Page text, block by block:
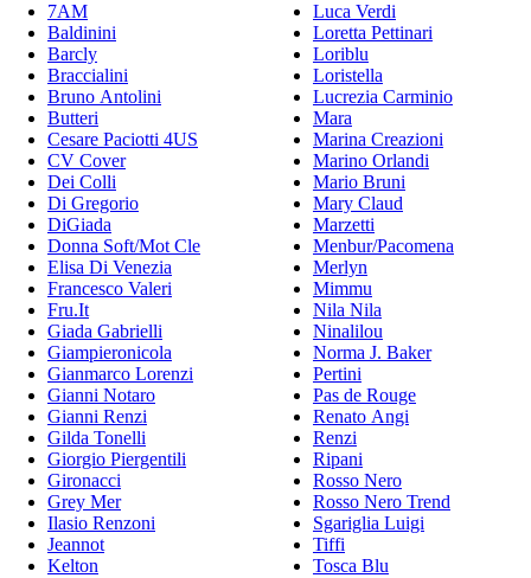
7AM
Baldinini
Barcly
Braccialini
Bruno Antolini
Butteri
Cesare Paciotti 4US
CV Cover
Dei Colli
Di Gregorio
DiGiada
Donna Soft/Mot Cle
Elisa Di Venezia
Francesco Valeri
Fru.It
Giada Gabrielli
Giampieronicola
Gianmarco Lorenzi
Gianni Notaro
Gianni Renzi
Gilda Tonelli
Giorgio Piergentili
Gironacci
Grey Mer
Ilasio Renzoni
Jeannot
Kelton
Luca Verdi
Loretta Pettinari
Loriblu
Loristella
Lucrezia Carminio
Mara
Marina Creazioni
Marino Orlandi
Mario Bruni
Mary Claud
Marzetti
Menbur/Pacomena
Merlyn
Mimmu
Nila Nila
Ninalilou
Norma J. Baker
Pertini
Pas de Rouge
Renato Angi
Renzi
Ripani
Rosso Nero
Rosso Nero Trend
Sgariglia Luigi
Tiffi
Tosca Blu